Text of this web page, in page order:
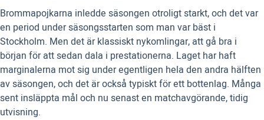
Brommapojkarna inledde säsongen otroligt starkt, och det var
en period under säsongsstarten som man var bäst i
Stockholm. Men det är klassiskt nykomlingar, att gå bra i
början för att sedan dala i prestationerna. Laget har haft
marginalerna mot sig under egentligen hela den andra hälften
av säsongen, och det är också typiskt för ett bottenlag. Många
sent insläppta mål och nu senast en matchavgörande, tidig
utvisning.